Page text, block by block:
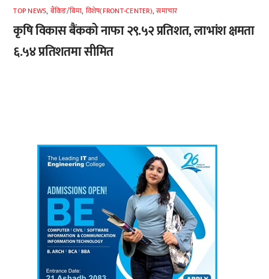
TOP NEWS, बैंकिङ/बिमा, विशेष(FRONT-CENTER),समाचार
कृषि विकास बैंकको नाफा २९.५२ प्रतिशत, लाभांश क्षमता
६.५४ प्रतिशतमा सीमित